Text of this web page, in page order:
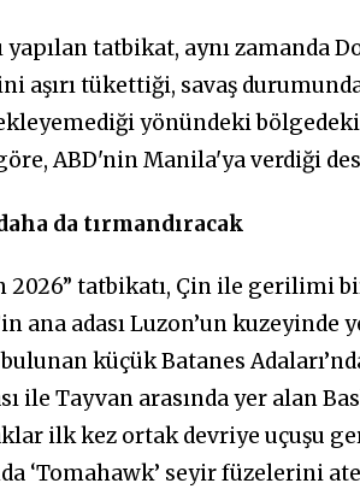
yapılan tatbikat, aynı
aşırı tükettiği, savaş
yönündeki
ABD'nin Manila'ya verdiği
da tırmandıracak
2026” tatbikatı, Çin ile gerilimi
ana adası Luzon’un kuzeyinde
küçük Batanes
ile Tayvan arasında yer alan
ilk kez ortak devriye uçuşu
‘Tomahawk’ seyir füzelerini